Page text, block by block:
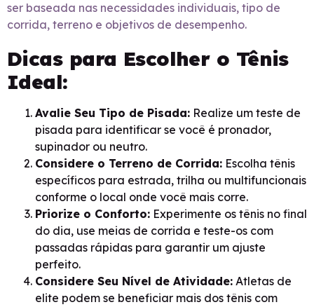
ser baseada nas necessidades individuais, tipo de
corrida, terreno e objetivos de desempenho.
Dicas para Escolher o Tênis
Ideal:
Avalie Seu Tipo de Pisada: Realize um teste de
pisada para identificar se você é pronador,
supinador ou neutro.
Considere o Terreno de Corrida: Escolha tênis
específicos para estrada, trilha ou multifuncionais
conforme o local onde você mais corre.
Priorize o Conforto: Experimente os tênis no final
do dia, use meias de corrida e teste-os com
passadas rápidas para garantir um ajuste
perfeito.
Considere Seu Nível de Atividade: Atletas de
elite podem se beneficiar mais dos tênis com